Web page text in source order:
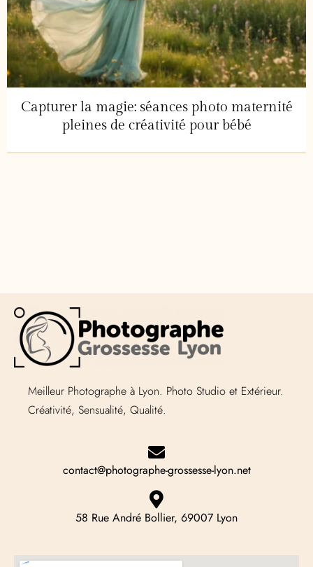
Capturer la magie: séances photo maternité
pleines de créativité pour bébé
Meilleur Photographe à Lyon. Photo Studio et Extérieur.
Créativité, Sensualité, Qualité.
contact@photographe-grossesse-lyon.net
58 Rue André Bollier, 69007 Lyon